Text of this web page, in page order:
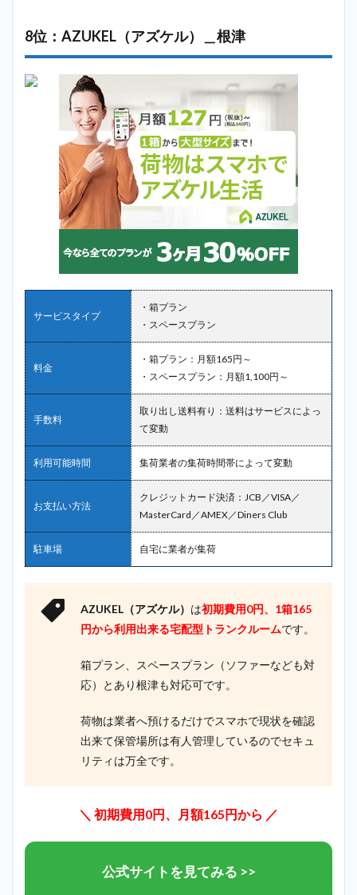
8位：AZUKEL（アズケル）＿根津
サービスタイプ
・箱プラン
・スペースプラン
料金
・箱プラン：月額165円～
・スペースプラン：月額1,100円～
手数料
取り出し送料有り：送料はサービスによっ
て変動
利用可能時間 集荷業者の集荷時間帯によって変動
お支払い方法
クレジットカード決済：JCB／VISA／
MasterCard／AMEX／Diners Club
駐車場 自宅に業者が集荷
AZUKEL（アズケル） は初期費用0円、1箱165
円から利用出来る宅配型トランクルームです。
箱プラン、スペースプラン（ソファーなども対
応）とあり根津も対応可です。
荷物は業者へ預けるだけでスマホで現状を確認
出来て保管場所は有人管理しているのでセキュ
リティは万全です。
＼ 初期費用0円、月額165円から ／
公式サイトを見てみる >>